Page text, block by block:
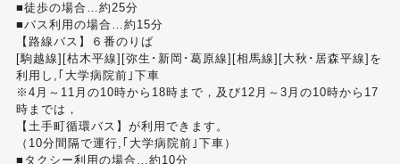
■徒歩の場合…約25分
■バス利用の場合…約15分
【路線バス】６番のりば
[駒越線][枯木平線][弥生･新岡･葛原線][相馬線][大秋･居森平線]を
利用し,｢大学病院前｣下車
※4月～11月の10時から18時まで，及び12月～3月の10時から17
時までは，
【土手町循環バス】が利用できます。
（10分間隔で運行,｢大学病院前｣下車）
■タクシー利用の場合…約10分